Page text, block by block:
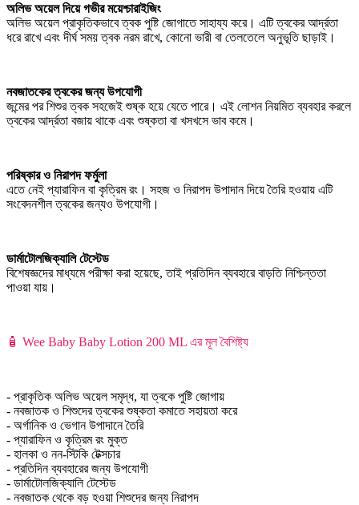
অলিভ অয়েল দিয়ে গভীর ময়েশ্চারাইজিং
অলিভ অয়েল প্রাকৃতিকভাবে ত্বক পুষ্টি জোগাতে সাহায্য করে। এটি ত্বকের আর্দ্রতা
ধরে রাখে এবং দীর্ঘ সময় ত্বক নরম রাখে, কোনো ভারী বা তেলতেলে অনুভূতি ছাড়াই।
নবজাতকের ত্বকের জন্য উপযোগী
জন্মের পর শিশুর ত্বক সহজেই শুষ্ক হয়ে যেতে পারে। এই লোশন নিয়মিত ব্যবহার করলে
ত্বকের আর্দ্রতা বজায় থাকে এবং শুষ্কতা বা খসখসে ভাব কমে।
পরিষ্কার ও নিরাপদ ফর্মুলা
এতে নেই প্যারাফিন বা কৃত্রিম রং। সহজ ও নিরাপদ উপাদান দিয়ে তৈরি হওয়ায় এটি
সংবেদনশীল ত্বকের জন্যও উপযোগী।
ডার্মাটোলজিক্যালি টেস্টেড
বিশেষজ্ঞদের মাধ্যমে পরীক্ষা করা হয়েছে, তাই প্রতিদিন ব্যবহারে বাড়তি নিশ্চিন্ততা
পাওয়া যায়।
🧴 Wee Baby Baby Lotion 200 ML এর মূল বৈশিষ্ট্য
- প্রাকৃতিক অলিভ অয়েল সমৃদ্ধ, যা ত্বকে পুষ্টি জোগায়
- নবজাতক ও শিশুদের ত্বকের শুষ্কতা কমাতে সহায়তা করে
- অর্গানিক ও ভেগান উপাদানে তৈরি
- প্যারাফিন ও কৃত্রিম রং মুক্ত
- হালকা ও নন-স্টিকি টেক্সচার
- প্রতিদিন ব্যবহারের জন্য উপযোগী
- ডার্মাটোলজিক্যালি টেস্টেড
- নবজাতক থেকে বড় হওয়া শিশুদের জন্য নিরাপদ